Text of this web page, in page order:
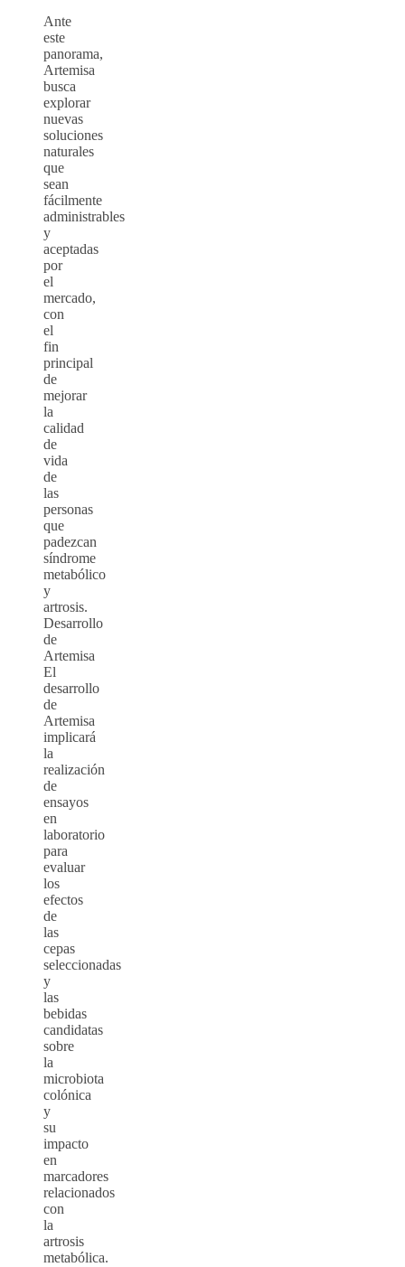
Ante
este
panorama,
Artemisa
busca
explorar
nuevas
soluciones
naturales
que
sean
fácilmente
administrables
y
aceptadas
por
el
mercado,
con
el
fin
principal
de
mejorar
la
calidad
de
vida
de
las
personas
que
padezcan
síndrome
metabólico
y
artrosis.
Desarrollo
de
Artemisa
El
desarrollo
de
Artemisa
implicará
la
realización
de
ensayos
en
laboratorio
para
evaluar
los
efectos
de
las
cepas
seleccionadas
y
las
bebidas
candidatas
sobre
la
microbiota
colónica
y
su
impacto
en
marcadores
relacionados
con
la
artrosis
metabólica.